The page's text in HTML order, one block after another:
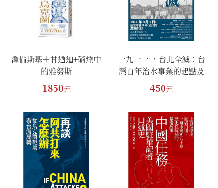
澤倫斯基＋甘迺迪+硝煙中
的雅努斯
1850元
一九一一 ，台北全滅：台
灣百年治水事業的起點及
你不可不知的重大水利故
事
450元